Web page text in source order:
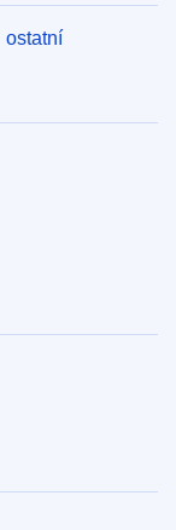
ostatní